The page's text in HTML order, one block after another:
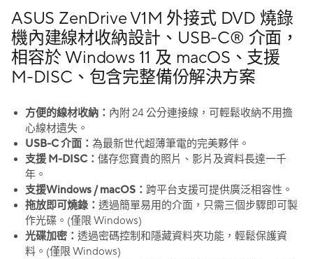
ASUS ZenDrive V1M 外接式 DVD 燒錄
機內建線材收納設計、USB-C® 介面，
相容於 Windows 11 及 macOS、支援
M-DISC、包含完整備份解決方案
方便的線材收納： 內附 24 公分連接線，可輕鬆收納不用擔
心線材遺失。
USB-C 介面： 為最新世代超薄筆電的完美夥伴。
支援 M-DISC： 儲存您寶貴的照片、影片及資料長達一千
年。
支援Windows / macOS： 跨平台支援可提供廣泛相容性。
拖放即可燒錄： 透過簡單易用的介面，只需三個步驟即可製
作光碟。(僅限 Windows)
光碟加密： 透過密碼控制和隱藏資料夾功能，輕鬆保護資
料。(僅限 Windows)